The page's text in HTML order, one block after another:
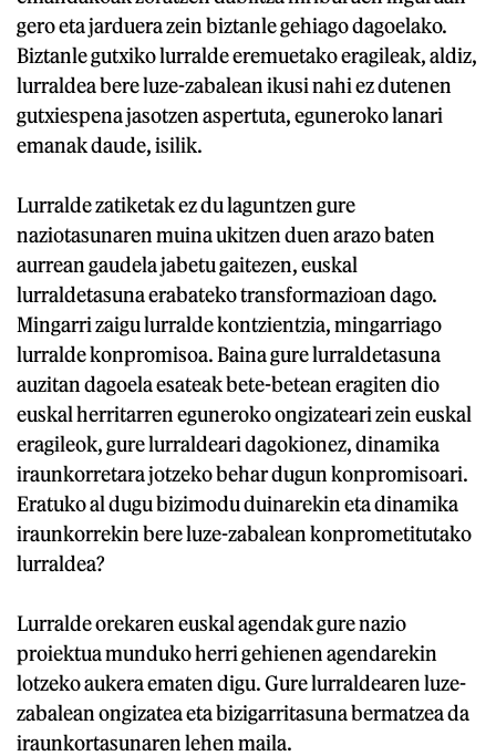
gero eta jarduera zein biztanle gehiago dagoelako.
Biztanle gutxiko lurralde eremuetako eragileak, aldiz,
lurraldea bere luze-zabalean ikusi nahi ez dutenen
gutxiespena jasotzen aspertuta, eguneroko lanari
emanak daude, isilik.
Lurralde zatiketak ez du laguntzen gure
naziotasunaren muina ukitzen duen arazo baten
aurrean gaudela jabetu gaitezen, euskal
lurraldetasuna erabateko transformazioan dago.
Mingarri zaigu lurralde kontzientzia, mingarriago
lurralde konpromisoa. Baina gure lurraldetasuna
auzitan dagoela esateak bete-betean eragiten dio
euskal herritarren eguneroko ongizateari zein euskal
eragileok, gure lurraldeari dagokionez, dinamika
iraunkorretara jotzeko behar dugun konpromisoari.
Eratuko al dugu bizimodu duinarekin eta dinamika
iraunkorrekin bere luze-zabalean konprometitutako
lurraldea?
Lurralde orekaren euskal agendak gure nazio
proiektua munduko herri gehienen agendarekin
lotzeko aukera ematen digu. Gure lurraldearen luze-
zabalean ongizatea eta bizigarritasuna bermatzea da
iraunkortasunaren lehen maila.